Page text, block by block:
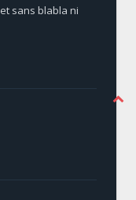
sans blabla ni